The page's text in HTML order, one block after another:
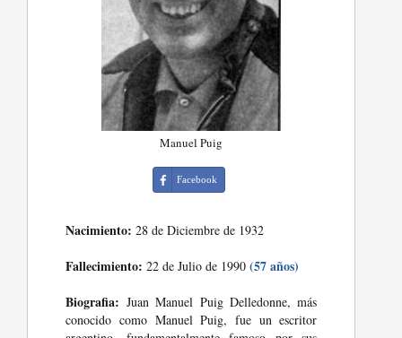
Manuel Puig
Facebook
Nacimiento: 28 de Diciembre de 1932
Fallecimiento: 22 de Julio de 1990(57 años)
Biografia: Juan Manuel Puig Delledonne, más
conocido como Manuel Puig, fue un escritor